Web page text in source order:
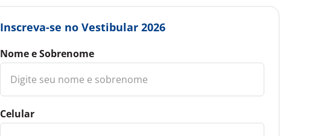
Inscreva-se no Vestibular 2026
Nome e Sobrenome
Celular